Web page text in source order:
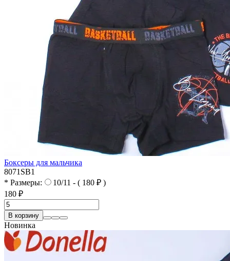
Боксеры для мальчика
8071SB1
* Размеры:
10/11 - ( 180 ₽ )
180 ₽
В корзину
Новинка